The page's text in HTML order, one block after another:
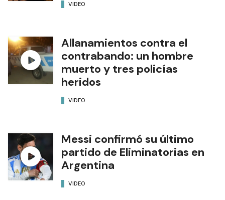
VIDEO
Allanamientos contra el
contrabando: un hombre
muerto y tres policías
heridos
VIDEO
Messi confirmó su último
partido de Eliminatorias en
Argentina
VIDEO